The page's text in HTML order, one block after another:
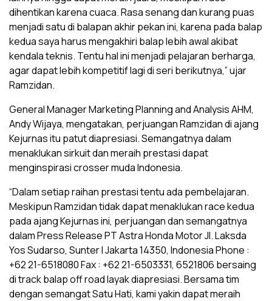
dihentikan karena cuaca. Rasa senang dan kurang puas
menjadi satu di balapan akhir pekan ini, karena pada balap
kedua saya harus mengakhiri balap lebih awal akibat
kendala teknis. Tentu hal ini menjadi pelajaran berharga,
agar dapat lebih kompetitif lagi di seri berikutnya,” ujar
Ramzidan.
General Manager Marketing Planning and Analysis AHM,
Andy Wijaya, mengatakan, perjuangan Ramzidan di ajang
Kejurnas itu patut diapresiasi. Semangatnya dalam
menaklukan sirkuit dan meraih prestasi dapat
menginspirasi crosser muda Indonesia.
“Dalam setiap raihan prestasi tentu ada pembelajaran.
Meskipun Ramzidan tidak dapat menaklukan race kedua
pada ajang Kejurnas ini, perjuangan dan semangatnya
dalam Press Release PT Astra Honda Motor Jl. Laksda
Yos Sudarso, Sunter I Jakarta 14350, Indonesia Phone :
+62 21-6518080 Fax : +62 21-6503331, 6521806 bersaing
di track balap off road layak diapresiasi. Bersama tim
dengan semangat Satu Hati, kami yakin dapat meraih